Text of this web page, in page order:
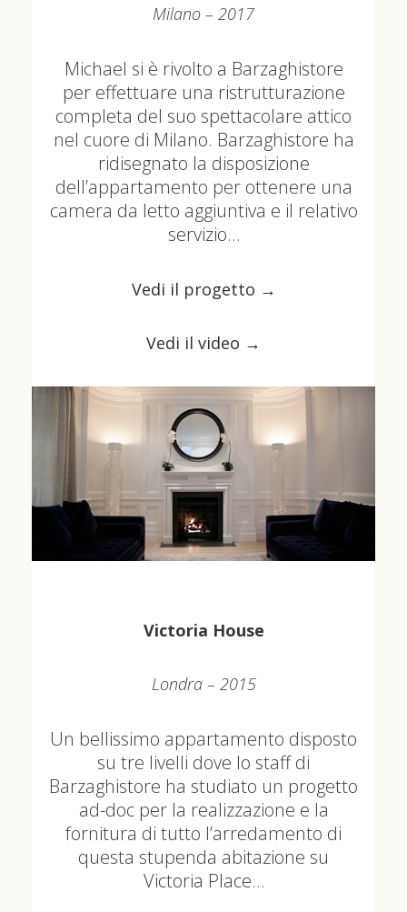
Milano – 2017
Michael si è rivolto a Barzaghistore
per effettuare una ristrutturazione
completa del suo spettacolare attico
nel cuore di Milano. Barzaghistore ha
ridisegnato la disposizione
dell’appartamento per ottenere una
camera da letto aggiuntiva e il relativo
servizio…
Vedi il progetto →
Vedi il video →
Victoria House
Londra – 2015
Un bellissimo appartamento disposto
su tre livelli dove lo staff di
Barzaghistore ha studiato un progetto
ad-doc per la realizzazione e la
fornitura di tutto l’arredamento di
questa stupenda abitazione su
Victoria Place…